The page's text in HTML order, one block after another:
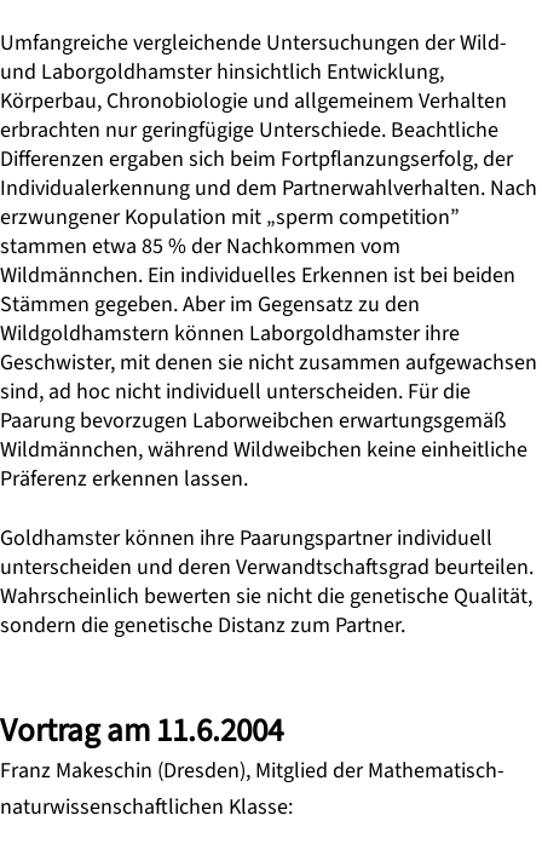
Umfangreiche vergleichende Untersuchungen der Wild-
und Laborgoldhamster hinsichtlich Entwicklung,
Körperbau, Chronobiologie und allgemeinem Verhalten
erbrachten nur geringfügige Unterschiede. Beachtliche
Differenzen ergaben sich beim Fortpflanzungserfolg, der
Individualerkennung und dem Partnerwahlverhalten. Nach
erzwungener Kopulation mit „sperm competition”
stammen etwa 85 % der Nachkommen vom
Wildmännchen. Ein individuelles Erkennen ist bei beiden
Stämmen gegeben. Aber im Gegensatz zu den
Wildgoldhamstern können Laborgoldhamster ihre
Geschwister, mit denen sie nicht zusammen aufgewachsen
sind, ad hoc nicht individuell unterscheiden. Für die
Paarung bevorzugen Laborweibchen erwartungsgemäß
Wildmännchen, während Wildweibchen keine einheitliche
Präferenz erkennen lassen.
Goldhamster können ihre Paarungspartner individuell
unterscheiden und deren Verwandtschaftsgrad beurteilen.
Wahrscheinlich bewerten sie nicht die genetische Qualität,
sondern die genetische Distanz zum Partner.
Vortrag am 11.6.2004
Franz Makeschin (Dresden), Mitglied der Mathematisch-
naturwissenschaftlichen Klasse: